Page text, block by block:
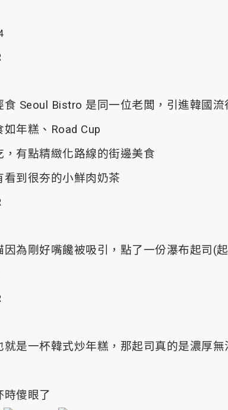
食 Seoul Bistro 是同一位老闆，引進韓國流
如年糕、Road Cup
，有點精緻化路線的街邊美食
看到很夯的小鮮肉奶茶
因為剛好嘴饞被吸引，點了一份瀑布起司(
就是一杯韓式炒年糕，那起司真的是濃厚無
時傻眼了